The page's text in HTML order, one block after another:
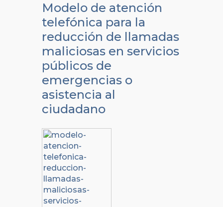
Modelo de atención
telefónica para la
reducción de llamadas
maliciosas en servicios
públicos de
emergencias o
asistencia al
ciudadano